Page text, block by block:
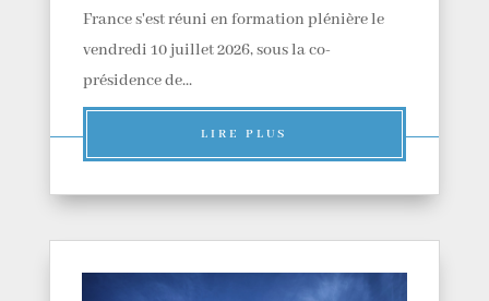
France s'est réuni en formation plénière le
vendredi 10 juillet 2026, sous la co-
présidence de...
LIRE PLUS